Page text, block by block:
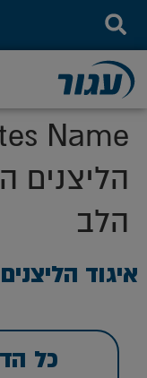
Name:
הליצנים
הלב
איגוד
כל